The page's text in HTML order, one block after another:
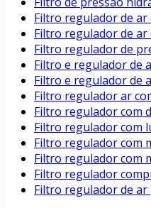
Filtro regulador de ar
Filtro regulador de
Filtro regulador de
Filtro e regulador de
Filtro e regulador de
Filtro regulador ar
Filtro regulador com
Filtro regulador com
Filtro regulador com
Filtro regulador com
Filtro regulador
Filtro regulador de